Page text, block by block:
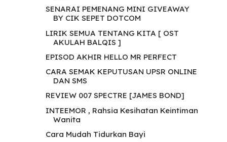
SENARAI PEMENANG MINI GIVEAWAY
BY CIK SEPET DOTCOM
LIRIK SEMUA TENTANG KITA [ OST
AKULAH BALQIS ]
EPISOD AKHIR HELLO MR PERFECT
CARA SEMAK KEPUTUSAN UPSR ONLINE
DAN SMS
REVIEW 007 SPECTRE [JAMES BOND]
INTEEMOR , Rahsia Kesihatan Keintiman
Wanita
Cara Mudah Tidurkan Bayi